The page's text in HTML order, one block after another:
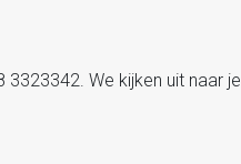
3323342. We kijken uit naar je